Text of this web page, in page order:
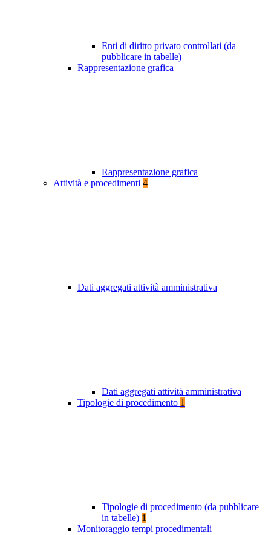
Enti di diritto privato controllati (da
pubblicare in tabelle)
Rappresentazione grafica
Rappresentazione grafica
Attività e procedimenti 4
Dati aggregati attività amministrativa
Dati aggregati attività amministrativa
Tipologie di procedimento 1
Tipologie di procedimento (da pubblicare
in tabelle) 1
Monitoraggio tempi procedimentali